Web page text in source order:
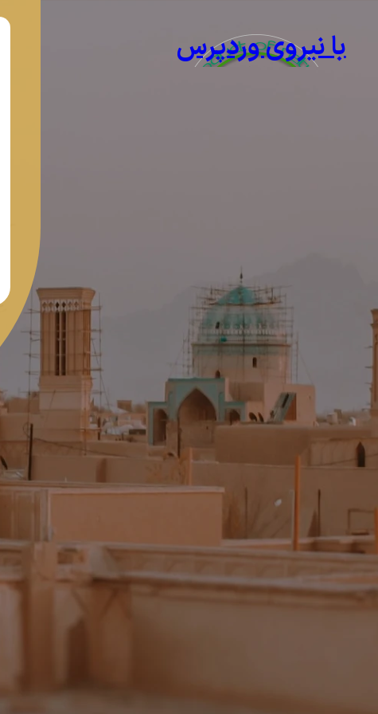
با نیروی وردپرس